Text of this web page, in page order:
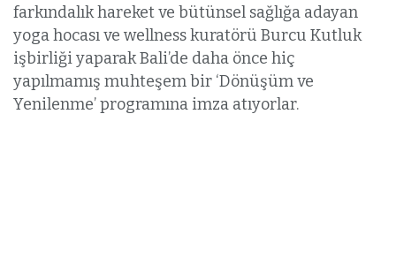
farkındalık hareket ve bütünsel sağlığa adayan
yoga hocası ve wellness kuratörü Burcu Kutluk
işbirliği yaparak Bali’de daha önce hiç
yapılmamış muhteşem bir ‘Dönüşüm ve
Yenilenme’ programına imza atıyorlar.